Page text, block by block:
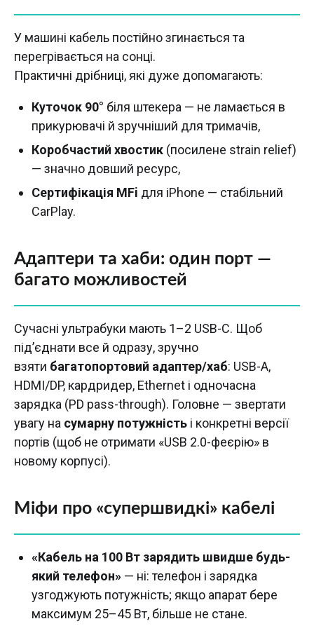
У машині кабель постійно згинається та
перегрівається на сонці.
Практичні дрібниці, які дуже допомагають:
Куточок 90° біля штекера — не ламається в
прикурювачі й зручніший для тримачів,
Коробчастий хвостик (посилене strain relief)
— значно довший ресурс,
Сертифікація MFi для iPhone — стабільний
CarPlay.
Адаптери та хаби: один порт —
багато можливостей
Сучасні ультрабуки мають 1–2 USB-C. Щоб
під’єднати все й одразу, зручно
взяти багатопортовий адаптер/хаб: USB-A,
HDMI/DP, кардридер, Ethernet і одночасна
зарядка (PD pass-through). Головне — звертати
увагу на сумарну потужність і конкретні версії
портів (щоб не отримати «USB 2.0-феєрію» в
новому корпусі).
Міфи про «супершвидкі» кабелі
«Кабель на 100 Вт зарядить швидше будь-
який телефон» — ні: телефон і зарядка
узгоджують потужність; якщо апарат бере
максимум 25–45 Вт, більше не стане.